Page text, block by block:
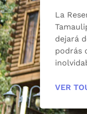
La
dejará
podrás
VER